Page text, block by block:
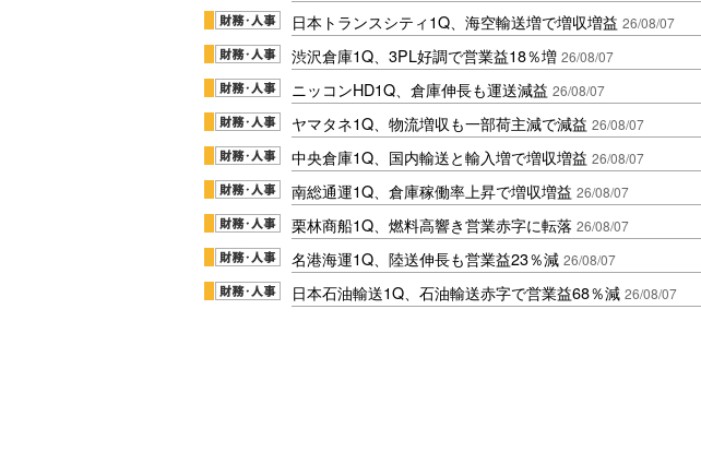
日本トランスシティ1Q、海空輸送増で増収増益 26/08/07
渋沢倉庫1Q、3PL好調で営業益18％増 26/08/07
ニッコンHD1Q、倉庫伸長も運送減益 26/08/07
ヤマタネ1Q、物流増収も一部荷主減で減益 26/08/07
中央倉庫1Q、国内輸送と輸入増で増収増益 26/08/07
南総通運1Q、倉庫稼働率上昇で増収増益 26/08/07
栗林商船1Q、燃料高響き営業赤字に転落 26/08/07
名港海運1Q、陸送伸長も営業益23％減 26/08/07
日本石油輸送1Q、石油輸送赤字で営業益68％減 26/08/07